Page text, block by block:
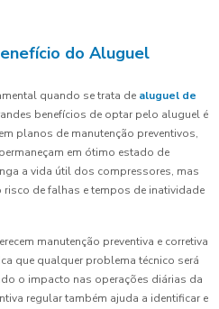
do Aluguel
quando se trata de aluguel de
benefícios de optar pelo aluguel é
planos de manutenção preventivos,
em ótimo estado de
a vida útil dos compressores, mas
de falhas e tempos de inatividade
manutenção preventiva e corretiva
que qualquer problema técnico será
o impacto nas operações diárias da
regular também ajuda a identificar e